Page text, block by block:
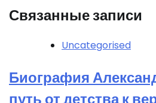
Связанные записи
Uncategorised
Биография
путь от детства к